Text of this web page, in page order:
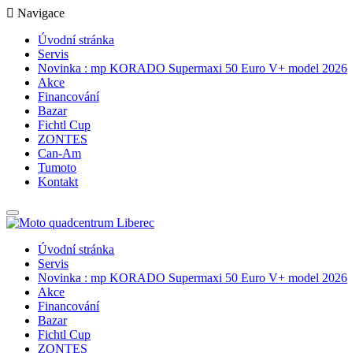
Navigace
Úvodní stránka
Servis
Novinka : mp KORADO Supermaxi 50 Euro V+ model 2026
Akce
Financování
Bazar
Fichtl Cup
ZONTES
Can-Am
Tumoto
Kontakt
Úvodní stránka
Servis
Novinka : mp KORADO Supermaxi 50 Euro V+ model 2026
Akce
Financování
Bazar
Fichtl Cup
ZONTES